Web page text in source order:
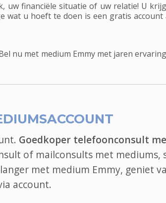
financiële situatie of uw relatie! U
wat u hoeft te doen is een gratis
nu met medium Emmy met jaren
Goedkoper telefoonconsult
of mailconsults met mediums,
met medium Emmy, geniet
account.